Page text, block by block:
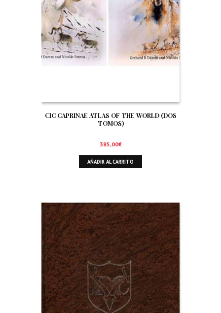
CIC CAPRINAE ATLAS OF THE WORLD (DOS
TOMOS)
385,00€
AÑADIR AL CARRITO